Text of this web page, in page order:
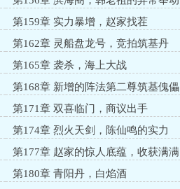
第159章 实力暴增，赵家找茬
第162章 灵船盘龙号，竞拍筑基丹
第165章 袭杀，海上大战
第168章 新增的阵法第二尊筑基傀儡
第171章 双喜临门，商议出手
第174章 烈火天剑，陈仙鸣的实力
第177章 赵家的惊人底蕴，收获满满
第180章 青阳丹，白焰酒